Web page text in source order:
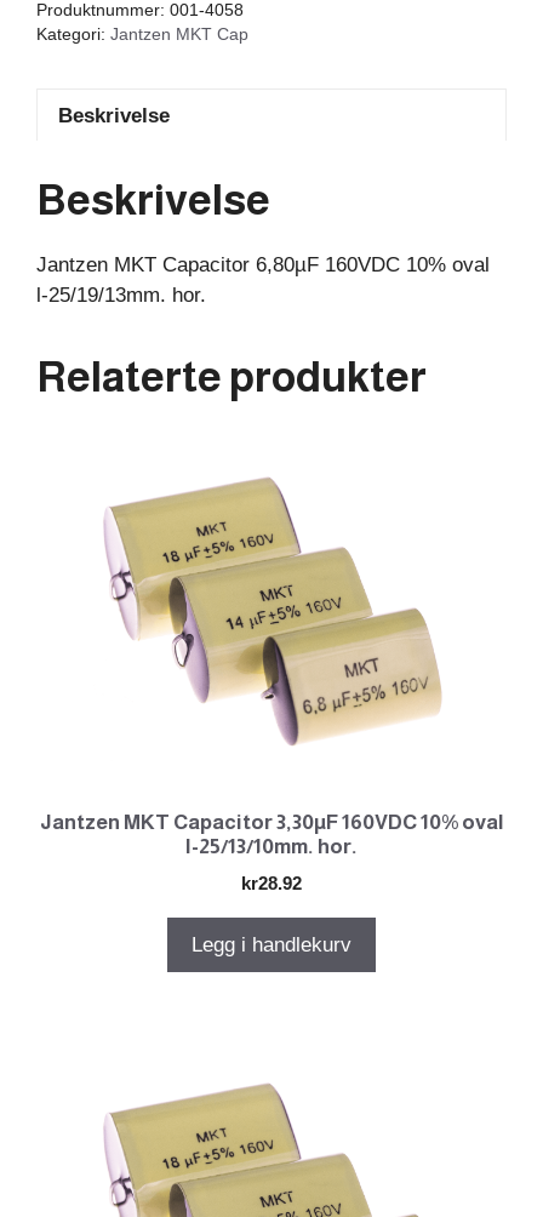
160VDC
antall
Produktnummer: 001-4058
Kategori: Jantzen MKT Cap
Beskrivelse
Beskrivelse
Jantzen MKT Capacitor 6,80µF 160VDC 10% oval
l-25/19/13mm. hor.
Relaterte produkter
Jantzen MKT Capacitor 3,30µF 160VDC 10% oval
l-25/13/10mm. hor.
kr28.92
Legg i handlekurv